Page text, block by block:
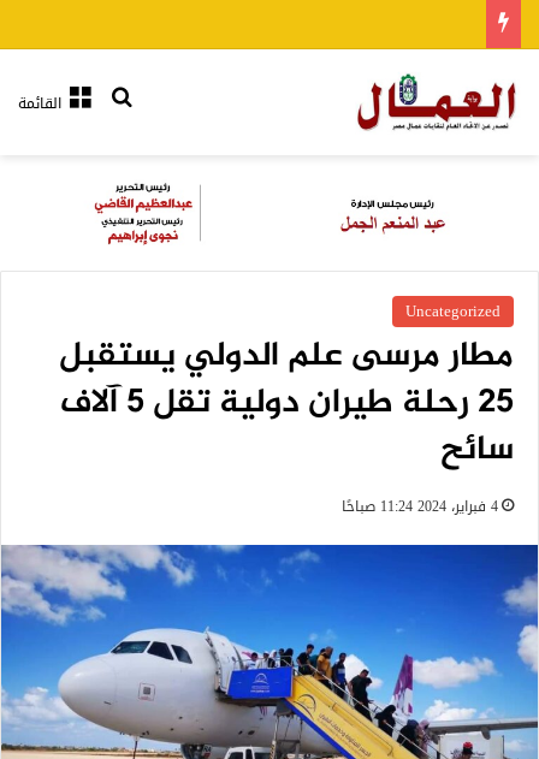
القائمةبحث عن
Uncategorized
مطار مرسى علم الدولي يستقبل
25 رحلة طيران دولية تقل 5 آلاف
سائح
4 فبراير، 2024 11:24 صباحًا